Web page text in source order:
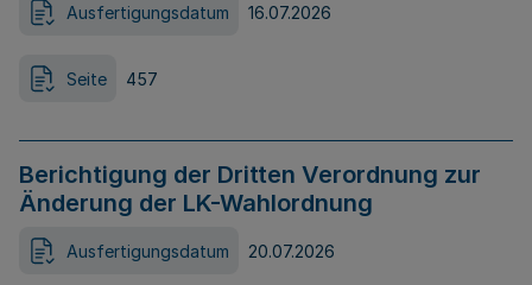
Ausfertigungsdatum 16.07.2026
Seite 457
Berichtigung der Dritten Verordnung zur
Änderung der LK-Wahlordnung
Ausfertigungsdatum 20.07.2026